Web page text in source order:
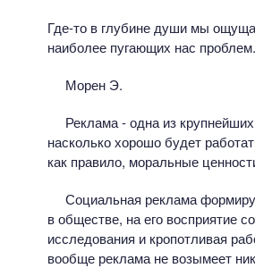
Где-то в глубине души мы
наиболее пугающих нас проблем.
Морен Э.
Реклама - одна из
насколько хорошо будет
как правило, моральные
Социальная реклама
в обществе, на его восприятие
исследования и кропотливая
вообще реклама не возымеет